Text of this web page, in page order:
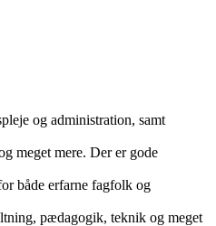
og administration, samt
meget mere. Der er gode
både erfarne fagfolk og
pædagogik, teknik og meget